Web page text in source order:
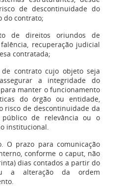
de descontinuidade do
do contrato;
de direitos oriundos de
recuperação judicial
contratada;
contrato cujo objeto seja
a integridade do
manter o funcionamento
do órgão ou entidade,
risco de descontinuidade da
público de relevância ou o
institucional.
O prazo para comunicação
conforme o caput, não
dias contados a partir do
a alteração da ordem